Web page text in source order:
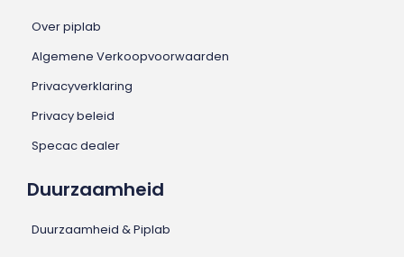
Over piplab
Algemene Verkoopvoorwaarden
Privacyverklaring
Privacy beleid
Specac dealer
Duurzaamheid
Duurzaamheid & Piplab